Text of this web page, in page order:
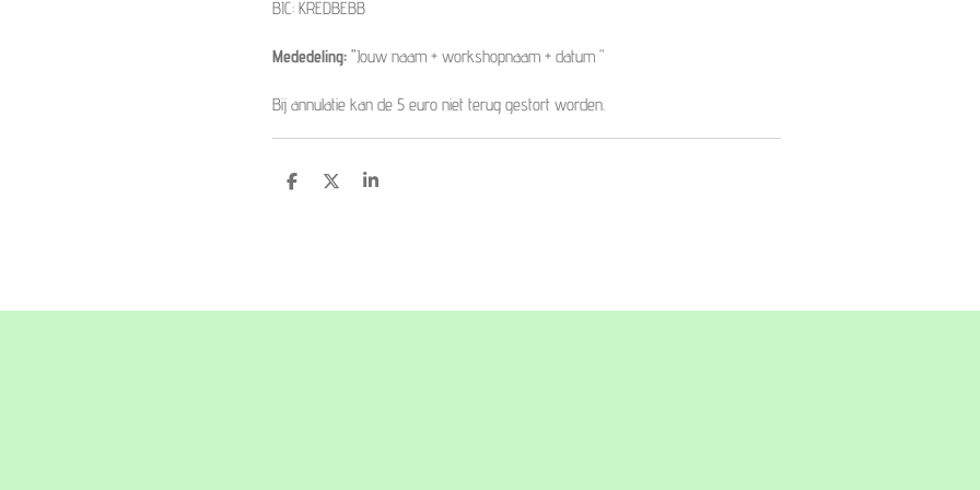
BIC: KREDBEBB
Mededeling: "Jouw naam + workshopnaam + datum "
Bij annulatie kan de 5 euro niet terug gestort worden.
D
D
S